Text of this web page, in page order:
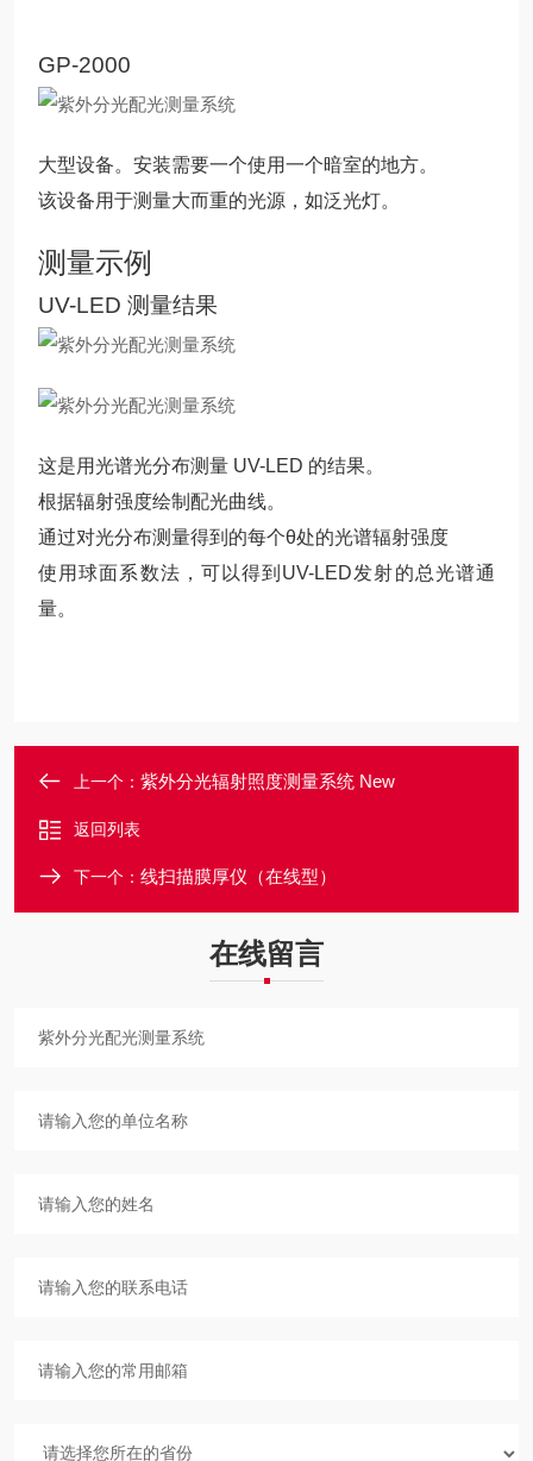
GP-2000
大型设备。安装需要一个使用一个暗室的地方。
该设备用于测量大而重的光源，如泛光灯。
测量示例
UV-LED 测量结果
这是用光谱光分布测量 UV-LED 的结果。
根据辐射强度绘制配光曲线。
通过对光分布测量得到的每个θ处的光谱辐射强度
使用球面系数法，可以得到UV-LED发射的总光谱通
量。
上一个： 紫外分光辐射照度测量系统 New
返回列表
下一个： 线扫描膜厚仪（在线型）
在线留言